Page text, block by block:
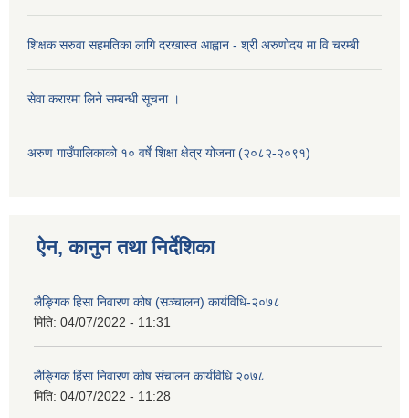
शिक्षक सरुवा सहमतिका लागि दरखास्त आह्वान - श्री अरुणोदय मा वि चरम्बी
सेवा करारमा लिने सम्बन्धी सूचना ।
अरुण गाउँपालिकाको १० वर्षे शिक्षा क्षेत्र योजना (२०८२-२०९१)
ऐन, कानुन तथा निर्देशिका
लैङ्गिक हिसा निवारण कोष (सञ्चालन) कार्यविधि-२०७८
मिति: 04/07/2022 - 11:31
लैङ्गिक हिंसा निवारण कोष संचालन कार्यविधि २०७८
मिति: 04/07/2022 - 11:28